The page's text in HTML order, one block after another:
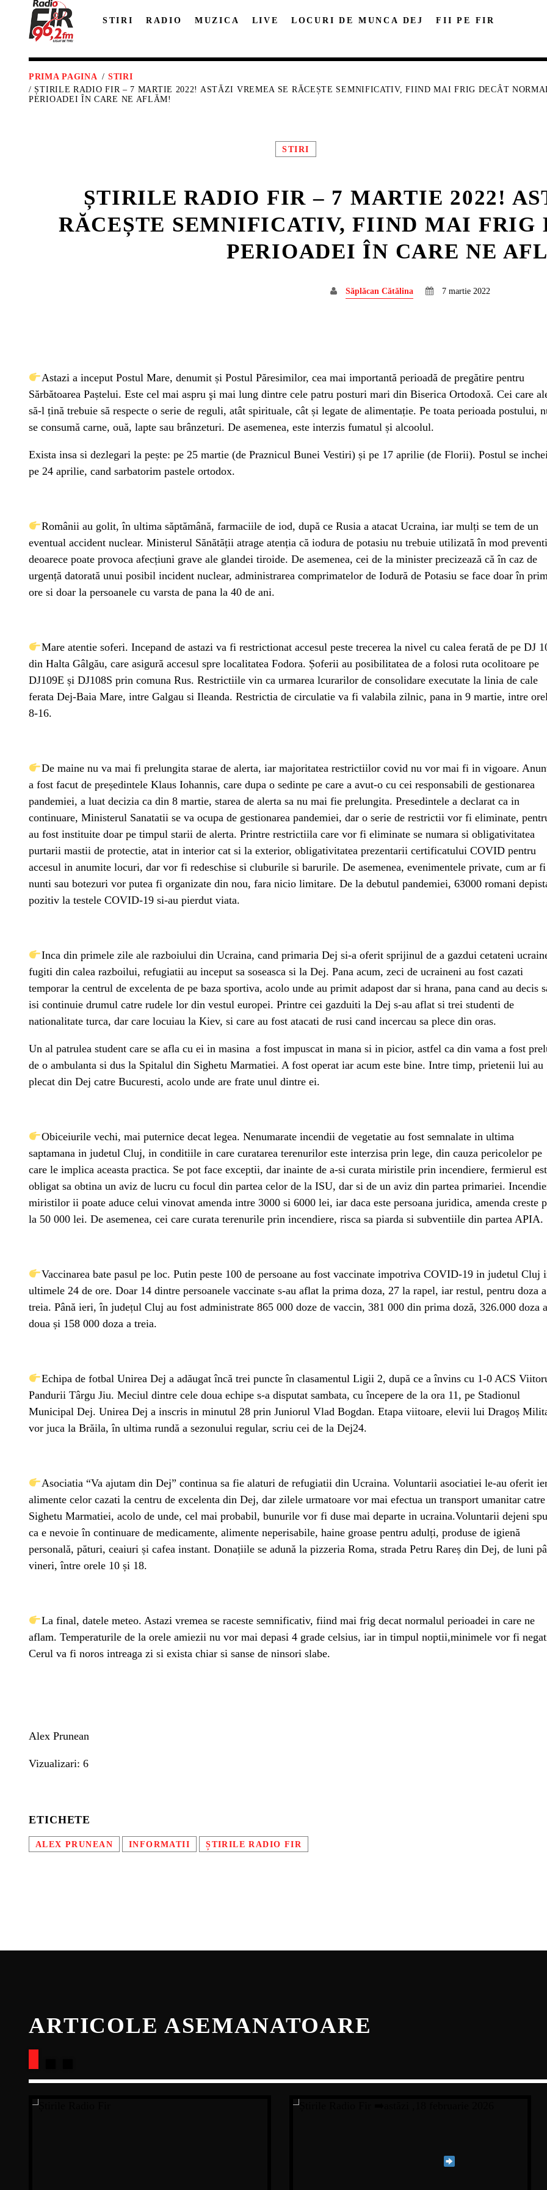
STIRI RADIO MUZICA LIVE LOCURI DE MUNCA DEJ FII PE FIR
DISTRIBUIE PAGINA PE:
Twitter Facebook Pinterest
PRIMA PAGINA / STIRI
/ ȘTIRILE RADIO FIR – 7 MARTIE 2022! ASTĂZI VREMEA SE RĂCEȘTE SEMNIFICATIV, FIIND MAI FRIG DECÂT
PERIOADEI ÎN CARE NE AFLĂM!
STIRI
ȘTIRILE RADIO FIR – 7 MARTIE 2022!
RĂCEȘTE SEMNIFICATIV, FIIND MAI FRIG
PERIOADEI ÎN CARE NE
Săplăcan Cătălina 7 martie 2022
Astazi a inceput Postul Mare, denumit și Postul Păresimilor, cea mai importantă perioadă de pregătire pentru
Sărbătoarea Paștelui. Este cel mai aspru şi mai lung dintre cele patru posturi mari din Biserica Ortodoxă. Cei care
să-l țină trebuie să respecte o serie de reguli, atât spirituale, cât și legate de alimentație. Pe toata perioada postului,
se consumă carne, ouă, lapte sau brânzeturi. De asemenea, este interzis fumatul și alcoolul.
Exista insa si dezlegari la pește: pe 25 martie (de Praznicul Bunei Vestiri) și pe 17 aprilie (de Florii). Postul se
pe 24 aprilie, cand sarbatorim pastele ortodox.
Românii au golit, în ultima săptămână, farmaciile de iod, după ce Rusia a atacat Ucraina, iar mulți se tem de un
eventual accident nuclear. Ministerul Sănătății atrage atenția că iodura de potasiu nu trebuie utilizată în mod
deoarece poate provoca afecțiuni grave ale glandei tiroide. De asemenea, cei de la minister precizează că în caz de
urgență datorată unui posibil incident nuclear, administrarea comprimatelor de Iodură de Potasiu se face doar în
ore si doar la persoanele cu varsta de pana la 40 de ani.
Mare atentie soferi. Incepand de astazi va fi restrictionat accesul peste trecerea la nivel cu calea ferată de pe DJ
din Halta Gâlgău, care asigură accesul spre localitatea Fodora. Șoferii au posibilitatea de a folosi ruta ocolitoare pe
DJ109E și DJ108S prin comuna Rus. Restrictiile vin ca urmarea lcurarilor de consolidare executate la linia de cale
ferata Dej-Baia Mare, intre Galgau si Ileanda. Restrictia de circulatie va fi valabila zilnic, pana in 9 martie, intre
8-16.
De maine nu va mai fi prelungita starae de alerta, iar majoritatea restrictiilor covid nu vor mai fi in vigoare.
a fost facut de președintele Klaus Iohannis, care dupa o sedinte pe care a avut-o cu cei responsabili de gestionarea
pandemiei, a luat decizia ca din 8 martie, starea de alerta sa nu mai fie prelungita. Presedintele a declarat ca in
continuare, Ministerul Sanatatii se va ocupa de gestionarea pandemiei, dar o serie de restrictii vor fi eliminate,
au fost instituite doar pe timpul starii de alerta. Printre restrictiila care vor fi eliminate se numara si obligativitatea
purtarii mastii de protectie, atat in interior cat si la exterior, obligativitatea prezentarii certificatului COVID pentru
accesul in anumite locuri, dar vor fi redeschise si cluburile si barurile. De asemenea, evenimentele private, cum ar fi
nunti sau botezuri vor putea fi organizate din nou, fara nicio limitare. De la debutul pandemiei, 63000 romani
pozitiv la testele COVID-19 si-au pierdut viata.
Inca din primele zile ale razboiului din Ucraina, cand primaria Dej si-a oferit sprijinul de a gazdui cetateni
fugiti din calea razboilui, refugiatii au inceput sa soseasca si la Dej. Pana acum, zeci de ucraineni au fost cazati
temporar la centrul de excelenta de pe baza sportiva, acolo unde au primit adapost dar si hrana, pana cand au decis
isi continuie drumul catre rudele lor din vestul europei. Printre cei gazduiti la Dej s-au aflat si trei studenti de
nationalitate turca, dar care locuiau la Kiev, si care au fost atacati de rusi cand incercau sa plece din oras.
Un al patrulea student care se afla cu ei in masina a fost impuscat in mana si in picior, astfel ca din vama a fost
de o ambulanta si dus la Spitalul din Sighetu Marmatiei. A fost operat iar acum este bine. Intre timp, prietenii lui au
plecat din Dej catre Bucuresti, acolo unde are frate unul dintre ei.
Obiceiurile vechi, mai puternice decat legea. Nenumarate incendii de vegetatie au fost semnalate in ultima
saptamana in judetul Cluj, in conditiile in care curatarea terenurilor este interzisa prin lege, din cauza pericolelor pe
care le implica aceasta practica. Se pot face exceptii, dar inainte de a-si curata miristile prin incendiere, fermierul
obligat sa obtina un aviz de lucru cu focul din partea celor de la ISU, dar si de un aviz din partea primariei.
miristilor ii poate aduce celui vinovat amenda intre 3000 si 6000 lei, iar daca este persoana juridica, amenda creste
la 50 000 lei. De asemenea, cei care curata terenurile prin incendiere, risca sa piarda si subventiile din partea APIA.
Vaccinarea bate pasul pe loc. Putin peste 100 de persoane au fost vaccinate impotriva COVID-19 in judetul Cluj
ultimele 24 de ore. Doar 14 dintre persoanele vaccinate s-au aflat la prima doza, 27 la rapel, iar restul, pentru doza a
treia. Până ieri, în județul Cluj au fost administrate 865 000 doze de vaccin, 381 000 din prima doză, 326.000 doza a
doua și 158 000 doza a treia.
Echipa de fotbal Unirea Dej a adăugat încă trei puncte în clasamentul Ligii 2, după ce a învins cu 1-0 ACS
Pandurii Târgu Jiu. Meciul dintre cele doua echipe s-a disputat sambata, cu începere de la ora 11, pe Stadionul
Municipal Dej. Unirea Dej a inscris in minutul 28 prin Juniorul Vlad Bogdan. Etapa viitoare, elevii lui Dragoș
vor juca la Brăila, în ultima rundă a sezonului regular, scriu cei de la Dej24.
Asociatia “Va ajutam din Dej” continua sa fie alaturi de refugiatii din Ucraina. Voluntarii asociatiei le-au oferit
alimente celor cazati la centru de excelenta din Dej, dar zilele urmatoare vor mai efectua un transport umanitar catre
Sighetu Marmatiei, acolo de unde, cel mai probabil, bunurile vor fi duse mai departe in ucraina.Voluntarii dejeni
ca e nevoie în continuare de medicamente, alimente neperisabile, haine groase pentru adulți, produse de igienă
personală, pături, ceaiuri și cafea instant. Donațiile se adună la pizzeria Roma, strada Petru Rareș din Dej, de luni
vineri, între orele 10 și 18.
La final, datele meteo. Astazi vremea se raceste semnificativ, fiind mai frig decat normalul perioadei in care ne
aflam. Temperaturile de la orele amiezii nu vor mai depasi 4 grade celsius, iar in timpul noptii,minimele vor fi
Cerul va fi noros intreaga zi si exista chiar si sanse de ninsori slabe.
Alex Prunean
Vizualizari: 6
ETICHETE
ALEX PRUNEAN INFORMATII ȘTIRILE RADIO FIR
ARTICOLE ASEMANATOARE